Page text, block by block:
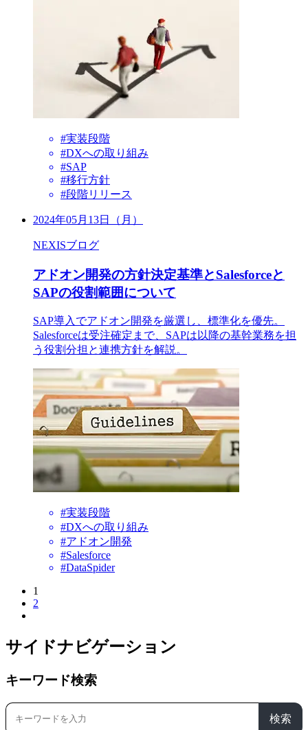
#実装段階
#DXへの取り組み
#SAP
#移行方針
#段階リリース
2024年05月13日（月）
NEXISブログ
アドオン開発の方針決定基準とSalesforceと
SAPの役割範囲について
SAP導入でアドオン開発を厳選し、標準化を優先。
Salesforceは受注確定まで、SAPは以降の基幹業務を担
う役割分担と連携方針を解説。
#実装段階
#DXへの取り組み
#アドオン開発
#Salesforce
#DataSpider
1
2
サイドナビゲーション
キーワード検索
検索